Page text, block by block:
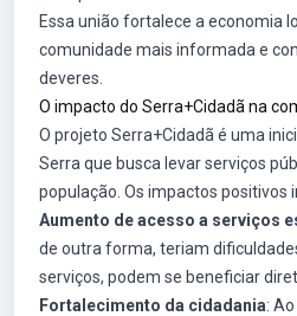
Essa união fortalece a economia
comunidade mais informada e
deveres.
O impacto do Serra+Cidadã na
O projeto Serra+Cidadã é uma
Serra que busca levar serviços
população. Os impactos positivos
Aumento de acesso a serviços
de outra forma, teriam
serviços, podem se beneficiar
Fortalecimento da cidadania: